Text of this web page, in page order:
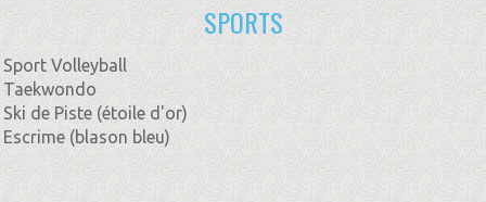
SPORTS
Sport Volleyball
Taekwondo
Ski de Piste (étoile d'or)
Escrime (blason bleu)